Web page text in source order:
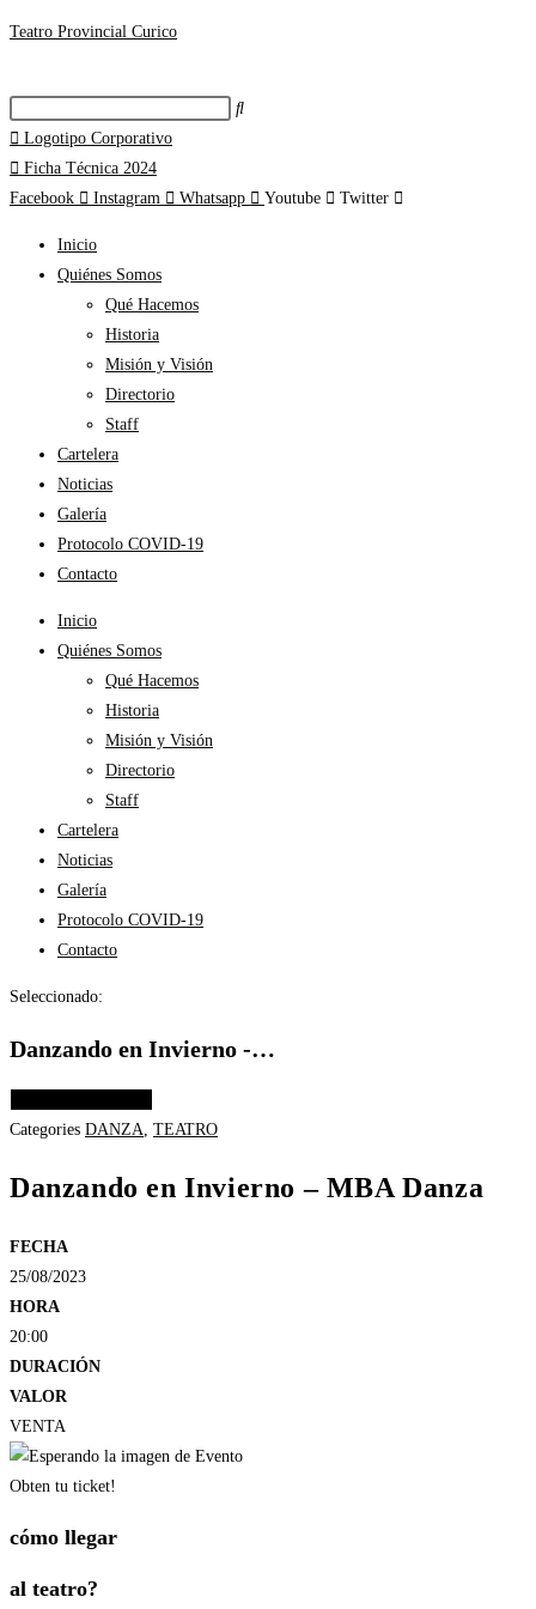
Teatro Provincial Curico
Logotipo Corporativo
Ficha Técnica 2024
Facebook
Instagram Whatsapp Youtube Twitter
Inicio
Quiénes Somos
Qué Hacemos
Historia
Misión y Visión
Directorio
Staff
Cartelera
Noticias
Galería
Protocolo COVID-19
Contacto
Inicio
Quiénes Somos
Qué Hacemos
Historia
Misión y Visión
Directorio
Staff
Cartelera
Noticias
Galería
Protocolo COVID-19
Contacto
Seleccionado:
Danzando en Invierno -…
Categories DANZA, TEATRO
Danzando en Invierno – MBA Danza
FECHA
25/08/2023
HORA
20:00
DURACIÓN
VALOR
VENTA
Obten tu ticket!
cómo llegar
al teatro?